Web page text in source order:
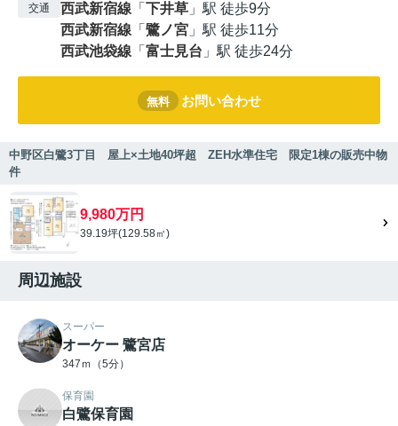
交通 西武新宿線 「 下井草 」駅 徒歩9分
西武新宿線 「 鷺ノ宮 」駅 徒歩11分
西武池袋線 「 富士見台 」駅 徒歩24分
無料 お問い合わせ
中野区白鷺3丁目 屋上×土地40坪超 ZEH水準住宅 限定1棟の販売中物
件
9,980万円
39.19坪(129.58㎡)
周辺施設
スーパー
オーケー 鷺宮店
347ｍ（5分）
保育園
白鷺保育園